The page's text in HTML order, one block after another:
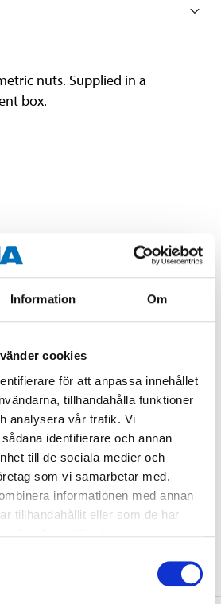
Information Om
cookies
för att anpassa innehållet
tillhandahålla funktioner
analysera vår trafik. Vi
identifierare och annan
till de sociala medier och
som vi samarbetar med.
informationen med annan
tillhandahållit eller som de har
nuts. Supplied in a
box.
Steel
Electro-galvanised, FZB
150 pcs